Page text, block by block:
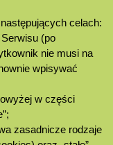
celach:
(po
nie musi na
wpisywać
w części
zasadnicze rodzaje